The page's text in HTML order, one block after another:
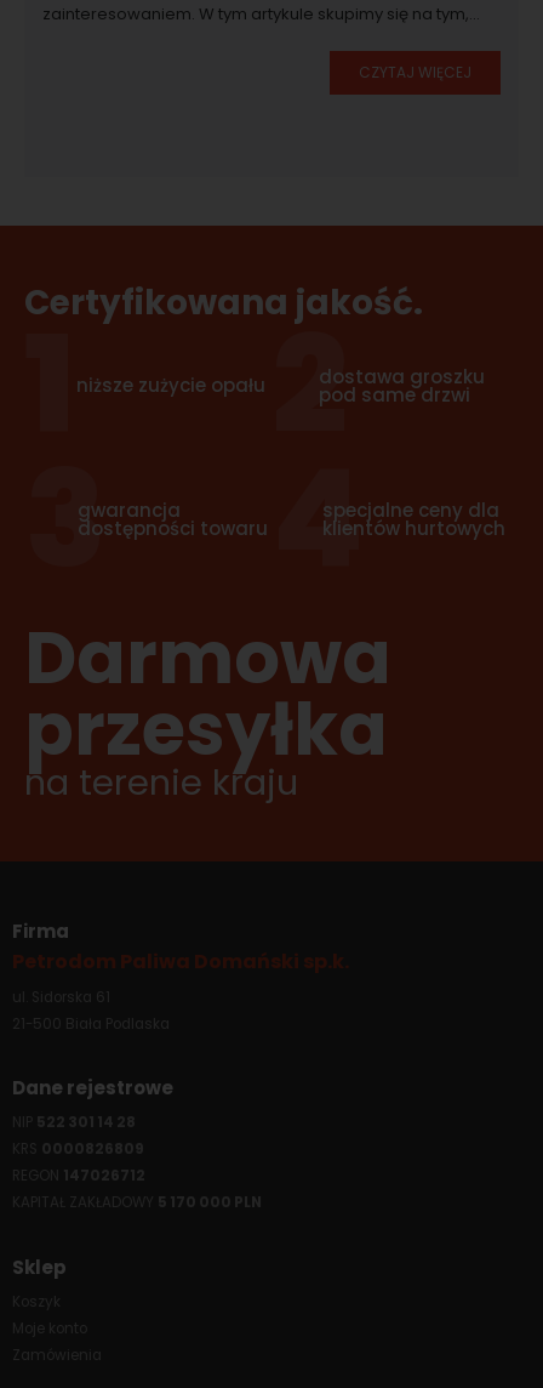
zainteresowaniem. W tym artykule skupimy się na tym,...
CZYTAJ WIĘCEJ
Certyfikowana jakość.
niższe zużycie opału 2dostawa groszku
pod same drzwi
3
gwarancja
dostępności towaru 4
specjalne ceny dla
klientów hurtowych
Darmowa
przesyłka
na terenie kraju
Firma
Petrodom Paliwa Domański sp.k.
ul. Sidorska 61
21-500 Biała Podlaska
Dane rejestrowe
NIP 522 301 14 28
KRS
0000826809
REGON 147026712
KAPITAŁ ZAKŁADOWY 5 170 000 PLN
Sklep
Koszyk
Moje konto
Zamówienia